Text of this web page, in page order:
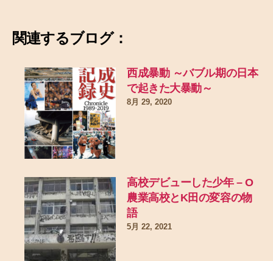
関連するブログ：
西成暴動 ～バブル期の日本
で起きた大暴動～
8月 29, 2020
高校デビューした少年 – O
農業高校とK田の変容の物
語
5月 22, 2021